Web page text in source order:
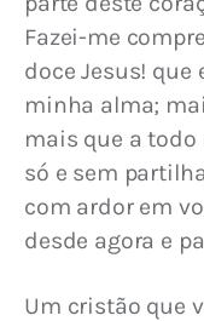
Fazei-me
doce Jesus!
minha alma;
mais que a
só e sem
com ardor em
desde agora e
Um cristão que